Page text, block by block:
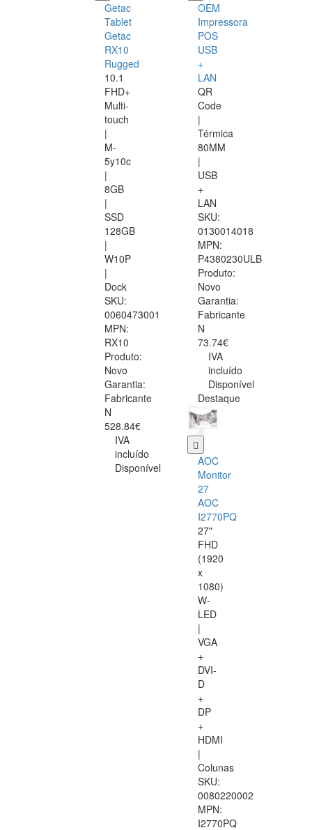
Getac
Tablet
Getac
RX10
Rugged
10.1
FHD+
Multi-
touch
|
M-
5y10c
|
8GB
|
SSD
128GB
|
W10P
|
Dock
SKU:
0060473001
MPN:
RX10
Produto:
Novo
Garantia:
Fabricante
N
528.84€
IVA
incluído
Disponível
OEM
Impressora
POS
USB
+
LAN
QR
Code
|
Térmica
80MM
|
USB
+
LAN
SKU:
0130014018
MPN:
P4380230ULB
Produto:
Novo
Garantia:
Fabricante
N
73.74€
IVA
incluído
Disponível
Destaque
AOC
Monitor
27
AOC
I2770PQ
27"
FHD
(1920
x
1080)
W-
LED
|
VGA
+
DVI-
D
+
DP
+
HDMI
|
Colunas
SKU:
0080220002
MPN:
I2770PQ